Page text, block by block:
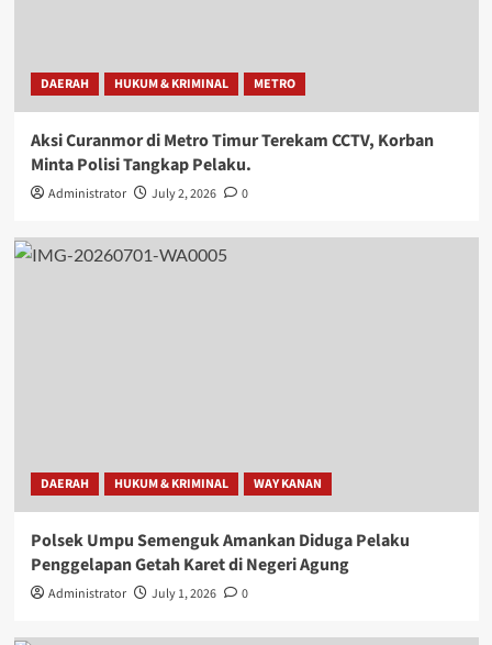
DAERAH HUKUM & KRIMINAL METRO
Aksi Curanmor di Metro Timur Terekam CCTV, Korban
Minta Polisi Tangkap Pelaku.
Administrator July 2, 2026 0
DAERAH HUKUM & KRIMINAL WAY KANAN
Polsek Umpu Semenguk Amankan Diduga Pelaku
Penggelapan Getah Karet di Negeri Agung
Administrator July 1, 2026 0